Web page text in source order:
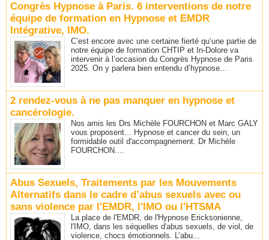
Congrès Hypnose à Paris. 6 interventions de notre
équipe de formation en Hypnose et EMDR
Intégrative, IMO.
C’est encore avec une certaine fierté qu’une partie de
notre équipe de formation CHTIP et In-Dolore va
intervenir à l’occasion du Congrès Hypnose de Paris
2025. On y parlera bien entendu d’hypnose...
2 rendez-vous à ne pas manquer en hypnose et
cancérologie.
Nos amis les Drs Michèle FOURCHON et Marc GALY
vous proposent... Hypnose et cancer du sein, un
formidable outil d'accompagnement. Dr Michèle
FOURCHON....
Abus Sexuels, Traitements par les Mouvements
Alternatifs dans le cadre d’abus sexuels avec ou
sans violence par l'EMDR, l'IMO ou l'HTSMA
La place de l'EMDR, de l'Hypnose Ericksonienne,
l'IMO, dans les séquelles d'abus sexuels, de viol, de
violence, chocs émotionnels. L’abu...